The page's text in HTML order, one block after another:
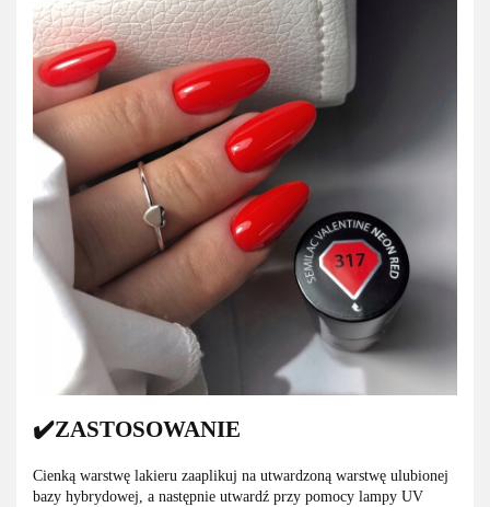
✔️ZASTOSOWANIE
Cienką warstwę lakieru zaaplikuj na utwardzoną warstwę ulubionej
bazy hybrydowej, a następnie utwardź przy pomocy lampy UV